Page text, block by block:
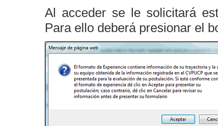
Al acceder se le solicitará
Para ello deberá presionar el